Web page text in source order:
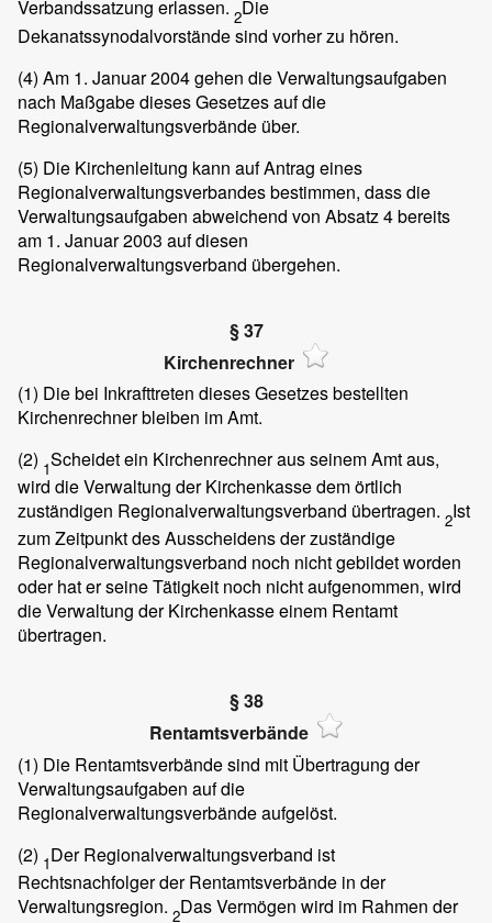
Verbandssatzung erlassen. 2Die
Dekanatssynodalvorstände sind vorher zu hören.
(4) Am 1. Januar 2004 gehen die Verwaltungsaufgaben
nach Maßgabe dieses Gesetzes auf die
Regionalverwaltungsverbände über.
(5) Die Kirchenleitung kann auf Antrag eines
Regionalverwaltungsverbandes bestimmen, dass die
Verwaltungsaufgaben abweichend von Absatz 4 bereits
am 1. Januar 2003 auf diesen
Regionalverwaltungsverband übergehen.
§ 37
Kirchenrechner
(1) Die bei Inkrafttreten dieses Gesetzes bestellten
Kirchenrechner bleiben im Amt.
(2) 1Scheidet ein Kirchenrechner aus seinem Amt aus,
wird die Verwaltung der Kirchenkasse dem örtlich
zuständigen Regionalverwaltungsverband übertragen. 2Ist
zum Zeitpunkt des Ausscheidens der zuständige
Regionalverwaltungsverband noch nicht gebildet worden
oder hat er seine Tätigkeit noch nicht aufgenommen, wird
die Verwaltung der Kirchenkasse einem Rentamt
übertragen.
§ 38
Rentamtsverbände
(1) Die Rentamtsverbände sind mit Übertragung der
Verwaltungsaufgaben auf die
Regionalverwaltungsverbände aufgelöst.
(2) 1Der Regionalverwaltungsverband ist
Rechtsnachfolger der Rentamtsverbände in der
Verwaltungsregion. 2Das Vermögen wird im Rahmen der